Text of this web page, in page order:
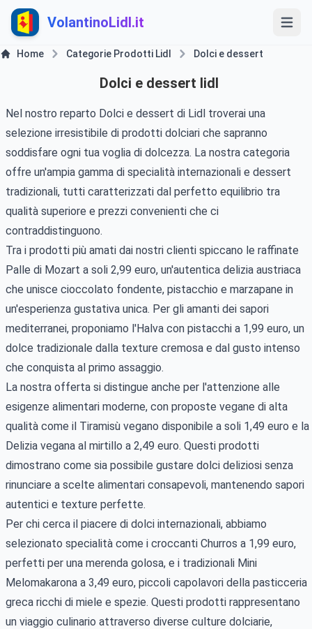
VolantinoLidl.it
Home Categorie Prodotti Lidl Dolci e dessert
Dolci e dessert lidl
Nel nostro reparto Dolci e dessert di Lidl troverai una
selezione irresistibile di prodotti dolciari che sapranno
soddisfare ogni tua voglia di dolcezza. La nostra categoria
offre un'ampia gamma di specialità internazionali e dessert
tradizionali, tutti caratterizzati dal perfetto equilibrio tra
qualità superiore e prezzi convenienti che ci
contraddistinguono.
Tra i prodotti più amati dai nostri clienti spiccano le raffinate
Palle di Mozart a soli 2,99 euro, un'autentica delizia austriaca
che unisce cioccolato fondente, pistacchio e marzapane in
un'esperienza gustativa unica. Per gli amanti dei sapori
mediterranei, proponiamo l'Halva con pistacchi a 1,99 euro, un
dolce tradizionale dalla texture cremosa e dal gusto intenso
che conquista al primo assaggio.
La nostra offerta si distingue anche per l'attenzione alle
esigenze alimentari moderne, con proposte vegane di alta
qualità come il Tiramisù vegano disponibile a soli 1,49 euro e la
Delizia vegana al mirtillo a 2,49 euro. Questi prodotti
dimostrano come sia possibile gustare dolci deliziosi senza
rinunciare a scelte alimentari consapevoli, mantenendo sapori
autentici e texture perfette.
Per chi cerca il piacere di dolci internazionali, abbiamo
selezionato specialità come i croccanti Churros a 1,99 euro,
perfetti per una merenda golosa, e i tradizionali Mini
Melomakarona a 3,49 euro, piccoli capolavori della pasticceria
greca ricchi di miele e spezie. Questi prodotti rappresentano
un viaggio culinario attraverso diverse culture dolciarie,